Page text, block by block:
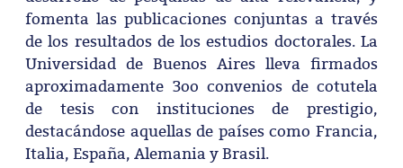
fomenta las publicaciones conjuntas a través
de los resultados de los estudios doctorales. La
Universidad de Buenos Aires lleva firmados
aproximadamente 3oo convenios de cotutela
de tesis con instituciones de prestigio,
destacándose aquellas de países como Francia,
Italia, España, Alemania y Brasil.